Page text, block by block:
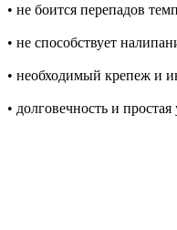
• не боится перепадов
• не способствует
• необходимый крепеж и
• долговечность и простая